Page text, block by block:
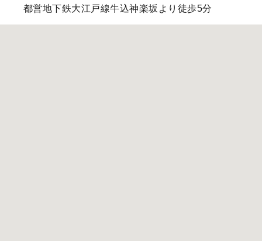
都営地下鉄大江戸線牛込神楽坂より徒歩5分